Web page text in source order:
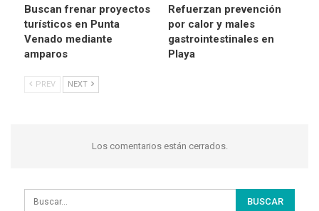
Buscan frenar proyectos
turísticos en Punta
Venado mediante
amparos
Refuerzan prevención
por calor y males
gastrointestinales en
Playa
PREV NEXT
Los comentarios están cerrados.